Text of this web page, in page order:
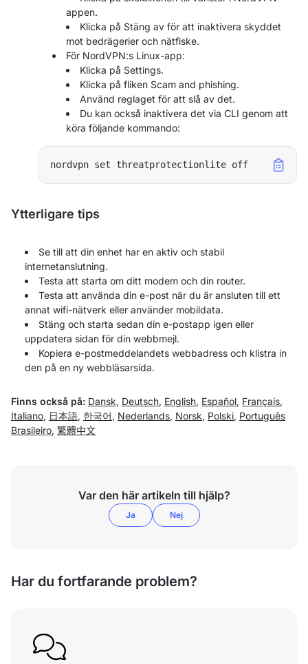
appen.
Klicka på Stäng av för att inaktivera skyddet
mot bedrägerier och nätfiske.
För NordVPN:s Linux-app:
Klicka på Settings.
Klicka på fliken Scam and phishing.
Använd reglaget för att slå av det.
Du kan också inaktivera det via CLI genom att
köra följande kommando:
nordvpn set threatprotectionlite off
Ytterligare tips
Se till att din enhet har en aktiv och stabil
internetanslutning.
Testa att starta om ditt modem och din router.
Testa att använda din e-post när du är ansluten till ett
annat wifi-nätverk eller använder mobildata.
Stäng och starta sedan din e-postapp igen eller
uppdatera sidan för din webbmejl.
Kopiera e-postmeddelandets webbadress och klistra in
den på en ny webbläsarsida.
Finns också på: Dansk, Deutsch, English, Español, Français,
Italiano, 日本語, 한국어 , Nederlands, Norsk, Polski, Português
Brasileiro, 繁體中文
Var den här artikeln till hjälp?
Ja Nej
Har du fortfarande problem?